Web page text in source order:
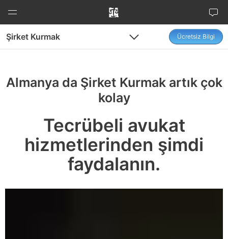
Menu
Şirket Kurmak Ücretsiz Bilgi
Almanya da Şirket Kurmak artık çok
kolay
Tecrübeli avukat
hizmetlerinden şimdi
faydalanın.